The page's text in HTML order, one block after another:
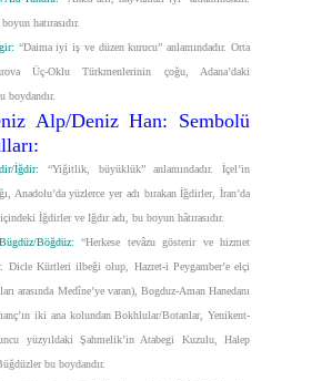
hatırasıdır.
“Daima iyi iş ve düzen kurucu”anlamındadır. Orta
Üç-Oklu Türkmenlerinin çoğu, Adana’daki
boydandır.
Alp/Deniz Han: Sembolü
İğdir: “Yiğitlik, büyüklük”anlamındadır. İçel’in
Anadolu’da yüzlerce yer adı bırakan İğdirler, İran’da
İğdirler ve Iğdır adı, bu boyun hâtırasıdır.
Böğdüz:
“Herkese tevâzu gösterir ve hizmet
Dicle Kürtleri ilbeği olup, Hazret-i Peygamber’e elçi
arasında Medîne’ye varan), Bogduz-Aman Hanedanı
iki ana kolundan Bokhlular/Botanlar, Yenikent-
yüzyıldaki Şahmelik’in Atabegi Kuzulu, Halep
bu boydandır.